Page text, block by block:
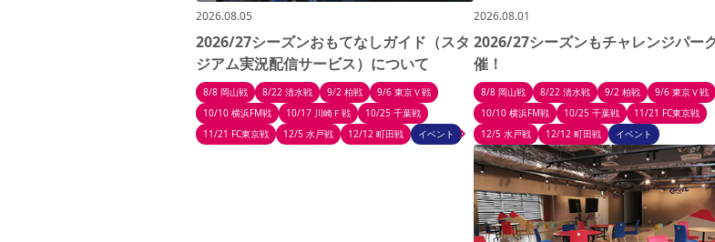
2026.08.05
2026/27シーズンおもてなしガイド（スタ
ジアム実況配信サービス）について
8/8 岡山戦 8/22 清水戦 9/2 柏戦
9/6 東京Ｖ戦
10/10 横浜FM戦
10/17 川崎Ｆ戦
10/25 千葉戦
11/21 FC東京戦
12/5 水戸戦 12/12 町田戦 イベント
2026.08.01
2026/27シーズンもチャレンジパー
催！
8/8 岡山戦 8/22 清水戦 9/2 柏戦
9/6 東京Ｖ戦
10/10 横浜FM戦
10/25 千葉戦
11/21 FC東京戦
12/5 水戸戦
12/12 町田戦 イベント